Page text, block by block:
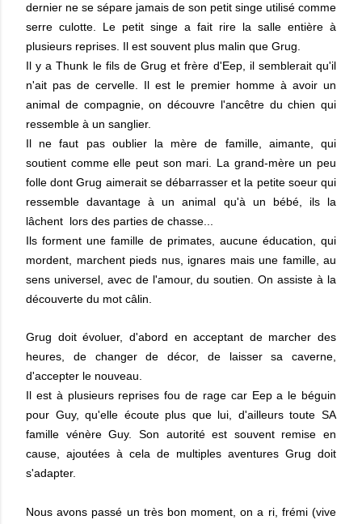
dernier ne se sépare jamais de son petit singe utilisé comme
serre culotte. Le petit singe a fait rire la salle entière à
plusieurs reprises. Il est souvent plus malin que Grug.
Il y a Thunk le fils de Grug et frère d'Eep, il semblerait qu'il
n'ait pas de cervelle. Il est le premier homme à avoir un
animal de compagnie, on découvre l'ancêtre du chien qui
ressemble à un sanglier.
Il ne faut pas oublier la mère de famille, aimante, qui
soutient comme elle peut son mari. La grand-mère un peu
folle dont Grug aimerait se débarrasser et la petite soeur qui
ressemble davantage à un animal qu'à un bébé, ils la
lâchent lors des parties de chasse...
Ils forment une famille de primates, aucune éducation, qui
mordent, marchent pieds nus, ignares mais une famille, au
sens universel, avec de l'amour, du soutien. On assiste à la
découverte du mot câlin.
Grug doit évoluer, d'abord en acceptant de marcher des
heures, de changer de décor, de laisser sa caverne,
d'accepter le nouveau.
Il est à plusieurs reprises fou de rage car Eep a le béguin
pour Guy, qu'elle écoute plus que lui, d'ailleurs toute SA
famille vénère Guy. Son autorité est souvent remise en
cause, ajoutées à cela de multiples aventures Grug doit
s'adapter.
Nous avons passé un très bon moment, on a ri, frémi (vive